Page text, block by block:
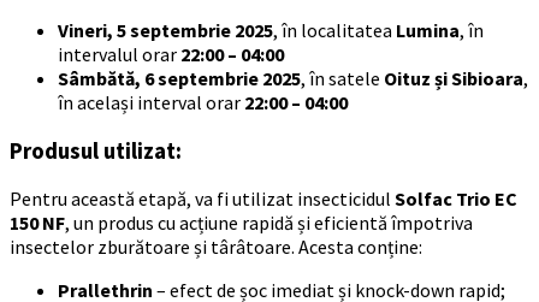
Vineri, 5 septembrie 2025, în localitatea Lumina, în
intervalul orar 22:00 – 04:00
Sâmbătă, 6 septembrie 2025, în satele Oituz și Sibioara,
în același interval orar 22:00 – 04:00
Produsul utilizat:
Pentru această etapă, va fi utilizat insecticidul Solfac Trio EC
150 NF, un produs cu acțiune rapidă și eficientă împotriva
insectelor zburătoare și târâtoare. Acesta conține:
Prallethrin – efect de șoc imediat și knock-down rapid;